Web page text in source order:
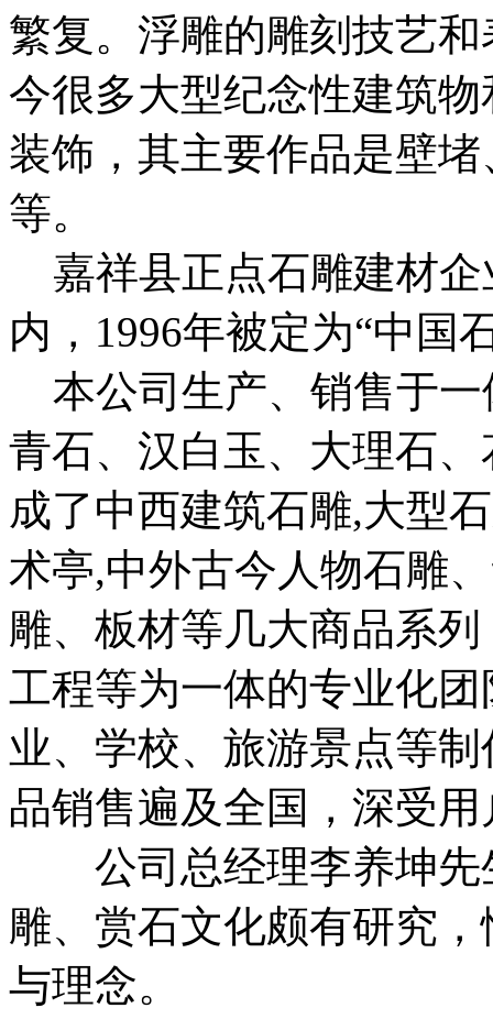
繁复。浮雕的雕刻技艺
今很多大型纪念性建筑
装饰，其主要作品是壁
等。
嘉祥县正点石雕建材企
内，1996年被定为“中国
本公司生产、销售于一
青石、汉白玉、大理石
成了中西建筑石雕,大型
术亭,中外古今人物石雕
雕、板材等几大商品系
工程等为一体的专业化
业、学校、旅游景点等
品销售遍及全国，深受
公司总经理李养坤先
雕、赏石文化颇有研究
与理念。